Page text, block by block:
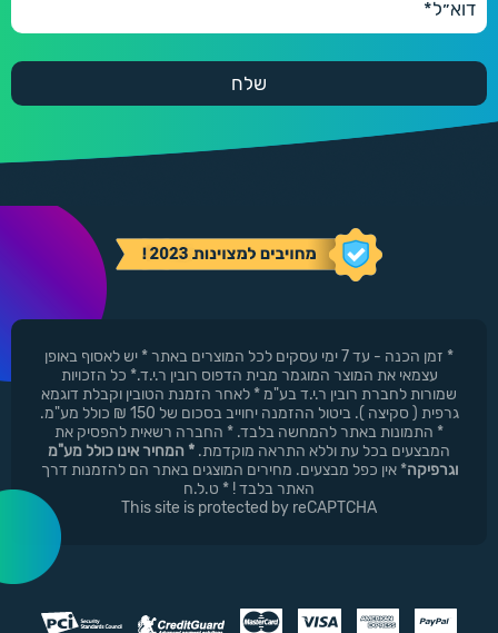
* זמן הכנה - עד 7 ימי עסקים לכל המוצרים באתר * יש לאסוף באופן
עצמאי את המוצר המוגמר מבית הדפוס רובין ר.י.ד.* כל הזכויות
שמורות לחברת רובין ר.י.ד בע"מ * לאחר הזמנת הטובין וקבלת דוגמא
גרפית ( סקיצה ). ביטול ההזמנה יחוייב בסכום של 150 ₪ כולל מע"מ.
* התמונות באתר להמחשה בלבד. * החברה רשאית להפסיק את
המבצעים בכל עת וללא התראה מוקדמת. * המחיר אינו כולל מע"מ
וגרפיקה* אין כפל מבצעים. מחירים המוצגים באתר הם להזמנות דרך
האתר בלבד ! * ט.ל.ח
This site is protected by reCAPTCHA